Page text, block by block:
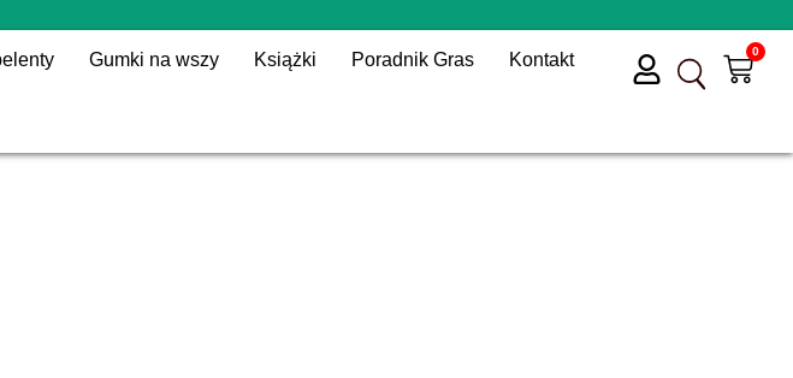
Gumki na wszy Książki Poradnik Gras Kontakt 0